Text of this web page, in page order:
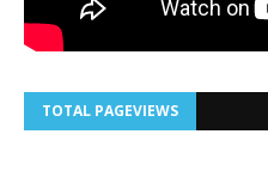
TOTAL PAGEVIEWS